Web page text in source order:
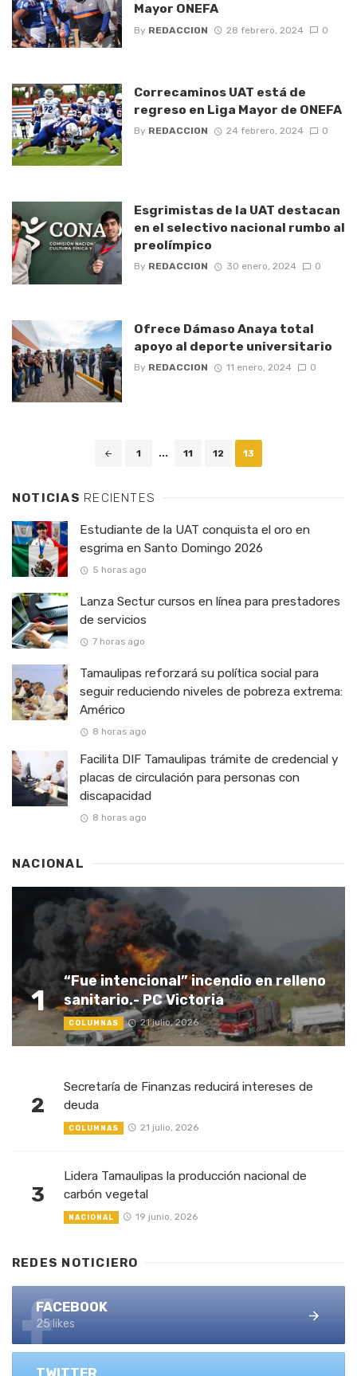
Mayor ONEFA
By REDACCION 28 febrero, 2024 0
Correcaminos UAT está de
regreso en Liga Mayor de ONEFA
By REDACCION 24 febrero, 2024 0
Esgrimistas de la UAT destacan
en el selectivo nacional rumbo al
preolímpico
By REDACCION 30 enero, 2024 0
Ofrece Dámaso Anaya total
apoyo al deporte universitario
By REDACCION 11 enero, 2024 0
1 ... 11 12 13
NOTICIAS RECIENTES
Estudiante de la UAT conquista el oro en
esgrima en Santo Domingo 2026
5 horas ago
Lanza Sectur cursos en línea para prestadores
de servicios
7 horas ago
Tamaulipas reforzará su política social para
seguir reduciendo niveles de pobreza extrema:
Américo
8 horas ago
Facilita DIF Tamaulipas trámite de credencial y
placas de circulación para personas con
discapacidad
8 horas ago
NACIONAL
1
“Fue intencional” incendio en relleno
sanitario.- PC Victoria
COLUMNAS 21 julio, 2026
2
Secretaría de Finanzas reducirá intereses de
deuda
COLUMNAS 21 julio, 2026
3
Lidera Tamaulipas la producción nacional de
carbón vegetal
NACIONAL 19 junio, 2026
REDES NOTICIERO
FACEBOOK
25 likes